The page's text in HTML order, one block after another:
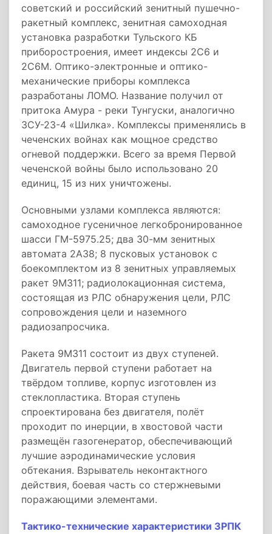
советский и российский зенитный пушечно-
ракетный комплекс, зенитная самоходная
установка разработки Тульского КБ
приборостроения, имеет индексы 2С6 и
2С6М. Оптико-электронные и оптико-
механические приборы комплекса
разработаны ЛОМО. Название получил от
притока Амура - реки Тунгуски, аналогично
ЗСУ-23-4 «Шилка». Комплексы применялись в
чеченских войнах как мощное средство
огневой поддержки. Всего за время Первой
чеченской войны было использовано 20
единиц, 15 из них уничтожены.
Основными узлами комплекса являются:
самоходное гусеничное легкобронированное
шасси ГМ-5975.25; два 30-мм зенитных
автомата 2А38; 8 пусковых установок с
боекомплектом из 8 зенитных управляемых
ракет 9МЗ11; радиолокационная система,
состоящая из РЛС обнаружения цели, РЛС
сопровождения цели и наземного
радиозапросчика.
Ракета 9М311 состоит из двух ступеней.
Двигатель первой ступени работает на
твёрдом топливе, корпус изготовлен из
стеклопластика. Вторая ступень
спроектирована без двигателя, полёт
проходит по инерции, в хвостовой части
размещён газогенератор, обеспечивающий
лучшие аэродинамические условия
обтекания. Взрыватель неконтактного
действия, боевая часть со стержневыми
поражающими элементами.
Тактико-технические характеристики ЗРПК